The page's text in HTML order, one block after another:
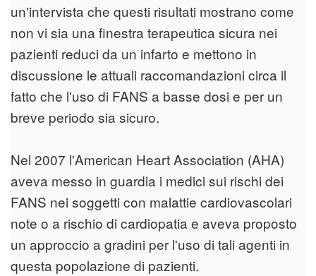
un'intervista che questi risultati mostrano come
non vi sia una finestra terapeutica sicura nei
pazienti reduci da un infarto e mettono in
discussione le attuali raccomandazioni circa il
fatto che l'uso di FANS a basse dosi e per un
breve periodo sia sicuro.
Nel 2007 l'American Heart Association (AHA)
aveva messo in guardia i medici sui rischi dei
FANS nei soggetti con malattie cardiovascolari
note o a rischio di cardiopatia e aveva proposto
un approccio a gradini per l'uso di tali agenti in
questa popolazione di pazienti.